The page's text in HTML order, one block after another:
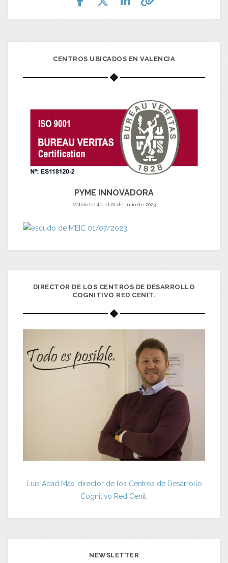
CENTROS UBICADOS EN VALENCIA
PYME INNOVADORA
Válido hasta el 01 de julio de 2023
DIRECTOR DE LOS CENTROS DE DESARROLLO
COGNITIVO RED CENIT.
Luis Abad Más, director de los Centros de Desarrollo
Cognitivo Red Cenit.
NEWSLETTER